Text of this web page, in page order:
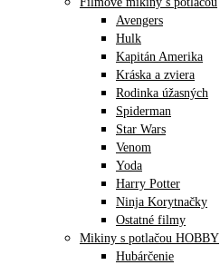
Avengers
Hulk
Kapitán Amerika
Kráska a zviera
Rodinka úžasných
Spiderman
Star Wars
Venom
Yoda
Harry Potter
Ninja Korytnačky
Ostatné filmy
Mikiny s potlačou HOBBY
Hubárčenie